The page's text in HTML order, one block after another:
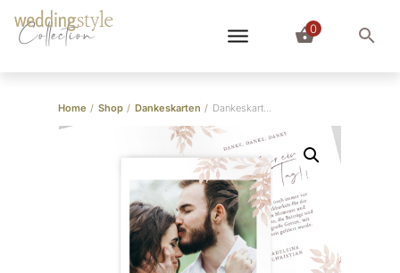
Collection 0
Home / Shop / Dankeskarten / Dankeskarte “Pampas” Klappkarte